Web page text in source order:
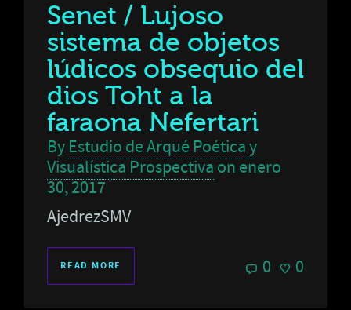
Senet / Lujoso
sistema de objetos
lúdicos obsequio del
dios Toht a la
faraona Nefertari
By Estudio de Arqué Poética y
Visualística Prospectiva on enero
30, 2017
AjedrezSMV
READ MORE 0 0